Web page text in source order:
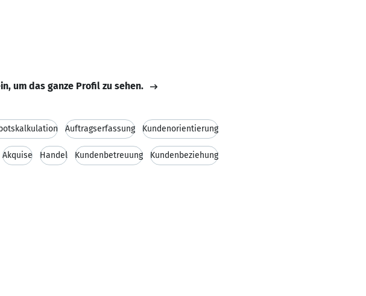
um das ganze Profil zu sehen.
Auftragserfassung Kundenorientierung
Akquise Handel Kundenbetreuung Kundenbeziehung